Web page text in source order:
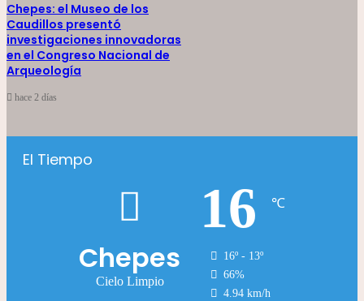
Chepes: el Museo de los
Caudillos presentó
investigaciones innovadoras
en el Congreso Nacional de
Arqueología
hace 2 días
El Tiempo
Chepes
Cielo Limpio
16 ℃
16º - 13º
66%
4.94 km/h